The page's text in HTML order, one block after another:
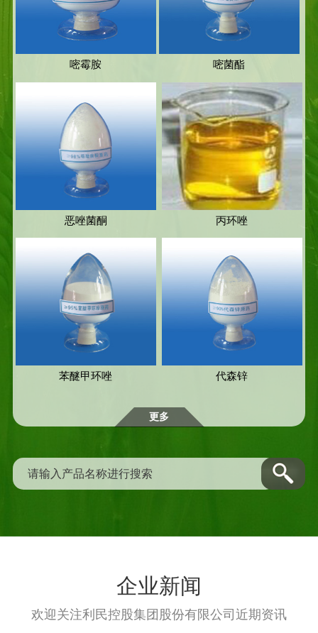
嘧霉胺 嘧菌酯
恶唑菌酮 丙环唑
苯醚甲环唑 代森锌
更多
企业新闻
欢迎关注利民控股集团股份有限公司近期资讯